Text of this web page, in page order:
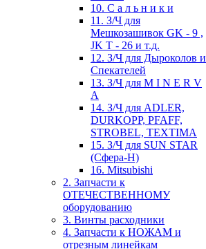
10. С а л ь н и к и
11. З/Ч для
Мешкозашивок GK - 9 ,
JK T - 26 и т.д.
12. З/Ч для Дыроколов и
Спекателей
13. З/Ч для M I N E R V
A
14. З/Ч для ADLER,
DURKOPP, PFAFF,
STROBEL, TEXTIMA
15. З/Ч для SUN STAR
(Сфера-Н)
16. Mitsubishi
2. Запчасти к
ОТЕЧЕСТВЕННОМУ
оборудованию
3. Винты расходники
4. Запчасти к НОЖАМ и
отрезным линейкам